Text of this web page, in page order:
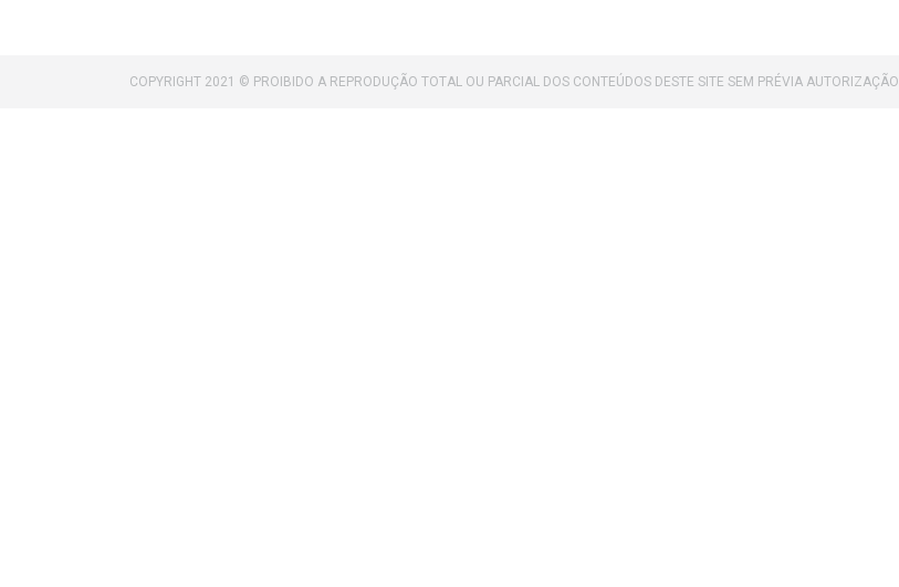
COPYRIGHT 2021 © PROIBIDO A REPRODUÇÃO TOTAL OU PARCIAL DOS CONTEÚDOS DESTE SITE SEM PRÉVIA AUTORIZAÇÃO